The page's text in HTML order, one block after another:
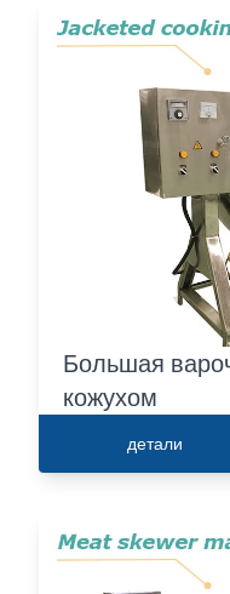
Большая
кожухом
детали